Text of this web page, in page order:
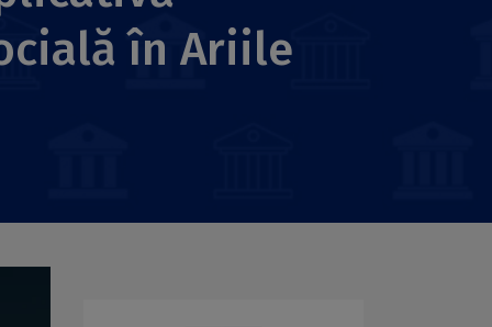
în Ariile